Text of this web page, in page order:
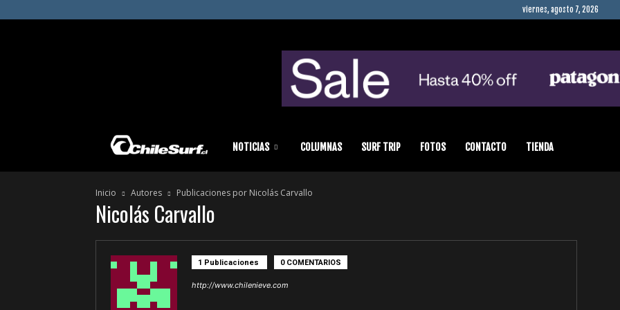
viernes, agosto 7, 2026
Chilesurf
|
Surf
News
NOTICIAS COLUMNAS SURF TRIP FOTOS CONTACTO TIENDA
Inicio Autores Publicaciones por Nicolás Carvallo
Nicolás Carvallo
1 Publicaciones 0 COMENTARIOS
http://www.chilenieve.com